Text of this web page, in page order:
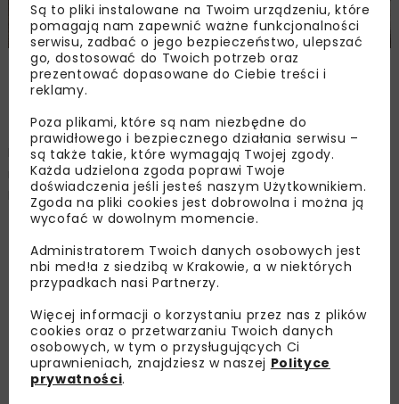
Zdjęcie: RZGW w Warszawie, www.gov.pl/web/wody-
Na podstawie przeprowadzonej aktualizacji w maju 2025
r., do listy projektów zgłoszonych przez PGW Wody
Polskie do FEnIKS dołączyły następujące inwestycje:
Poprawa bezpieczeństwa powodziowego miasta
Dęblin– zadanie obejmuje modernizację wałów
przeciwpowodziowych w rejonie ujścia Wieprza do
Wisły, kluczowego dla ochrony miasta o
strategicznym położeniu transportowym.
Modernizacja wałów przeciwpowodziowych Wisły
w gminie Łomianki– projekt zapewnia
bezpieczeństwo jednej z najgęściej zaludnionych
Są to pliki instalowane na Twoim urządzeniu, które
pomagają nam zapewnić ważne funkcjonalności
serwisu, zadbać o jego bezpieczeństwo, ulepszać
go, dostosować do Twoich potrzeb oraz
prezentować dopasowane do Ciebie treści i
reklamy.
Poza plikami, które są nam niezbędne do
prawidłowego i bezpiecznego działania serwisu –
są także takie, które wymagają Twojej zgody.
Każda udzielona zgoda poprawi Twoje
doświadczenia jeśli jesteś naszym Użytkownikiem.
Zgoda na pliki cookies jest dobrowolna i można ją
wycofać w dowolnym momencie.
Administratorem Twoich danych osobowych jest
nbi med!a z siedzibą w Krakowie, a w niektórych
przypadkach nasi Partnerzy.
Więcej informacji o korzystaniu przez nas z plików
cookies oraz o przetwarzaniu Twoich danych
osobowych, w tym o przysługujących Ci
uprawnieniach, znajdziesz w naszej Polityce
prywatności.